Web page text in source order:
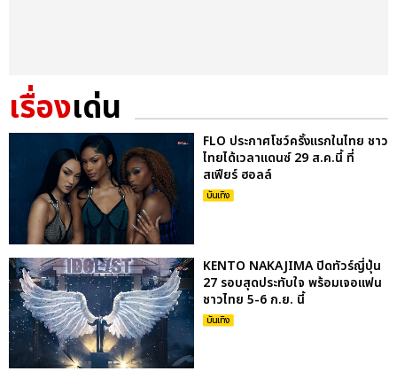
เรื่องเด่น
FLO ประกาศโชว์ครั้งแรกในไทย ชาว
ไทยได้เวลาแดนซ์ 29 ส.ค.นี้ ที่
สเฟียร์ ฮอลล์
บันเทิง
KENTO NAKAJIMA ปิดทัวร์ญี่ปุ่น
27 รอบสุดประทับใจ พร้อมเจอแฟน
ชาวไทย 5-6 ก.ย. นี้
บันเทิง